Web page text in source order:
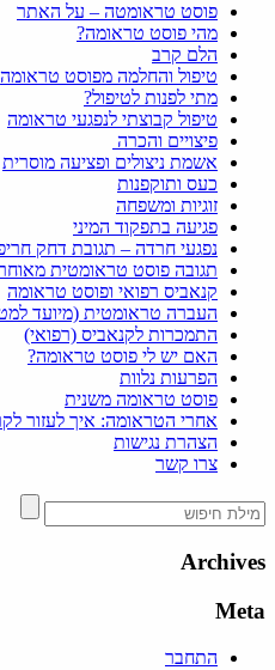
פוסט טראומטה – על האתר
מהי פוסט טראומה?
הלם קרב
טיפול והחלמה מפוסט טראומה
מתי לפנות לטיפול?
טיפול קבוצתי לנפגעי טראומה
פיצויים והכרה
אשמת ניצולים ופציעה מוסרית
כעס ותוקפנות
זוגיות ומשפחה
פגיעה בתפקוד המיני
נפגעי חרדה – תגובת דחק
תגובה פוסט טראומטית
קנאביס רפואי ופוסט טראומה
העברה טראומטית (מיועד
התמכרות לקנאביס (רפואי)
האם יש לי פוסט טראומה?
הפרעות נלוות
פוסט טראומה משנית
אחרי הטראומה: איך לעזור
הצהרת נגישות
צרו קשר
Archives
Meta
התחבר